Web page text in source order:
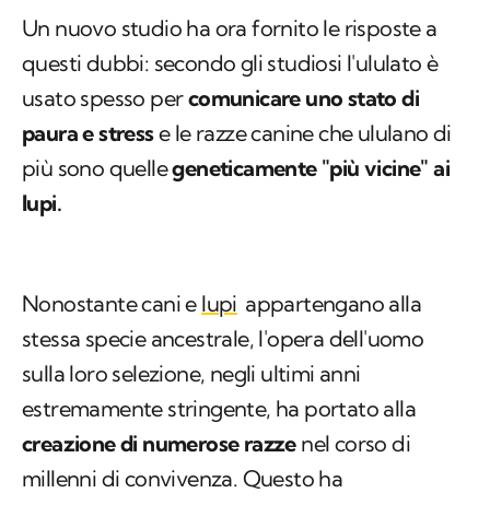
Un nuovo studio ha ora fornito le risposte a
questi dubbi: secondo gli studiosi l'ululato è
usato spesso percomunicare uno stato di
paura e stresse le razze canine che ululano di
più sono quellegeneticamente "più vicine" ai
lupi.
Nonostante cani e lupi appartengano alla
stessa specie ancestrale, l'opera dell'uomo
sulla loro selezione, negli ultimi anni
estremamente stringente, ha portato alla
creazione di numerose razzenel corso di
millenni di convivenza. Questo ha